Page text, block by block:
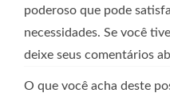
poderoso que pode
necessidades. Se você
deixe seus comentários
O que você acha deste